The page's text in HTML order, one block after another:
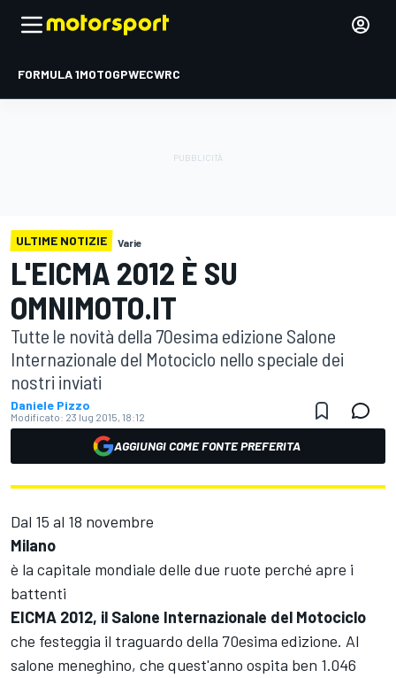
FORMULA 1MOTOGPWECWRC
ULTIME NOTIZIE Varie
L'EICMA 2012 È SU
OMNIMOTO.IT
Tutte le novità della 70esima edizione Salone
Internazionale del Motociclo nello speciale dei
nostri inviati
Daniele Pizzo
Modificato: 23 lug 2015, 18:12
AGGIUNGI COME FONTE PREFERITA
Dal 15 al 18 novembre
Milano
è la capitale mondiale delle due ruote perché apre i
battenti
EICMA 2012, il Salone Internazionale del Motociclo
che festeggia il traguardo della 70esima edizione. Al
salone meneghino, che quest'anno ospita ben 1.046